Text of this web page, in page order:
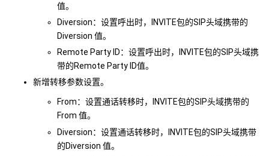
值。
Diversion：设置呼出时，INVITE包的SIP头域携带的
Diversion 值。
Remote Party ID：设置呼出时，INVITE包的SIP头域携
带的Remote Party ID值。
新增转移参数设置。
From：设置通话转移时，INVITE包的SIP头域携带的
From 值。
Diversion：设置通话转移时，INVITE包的SIP头域携带
的Diversion 值。